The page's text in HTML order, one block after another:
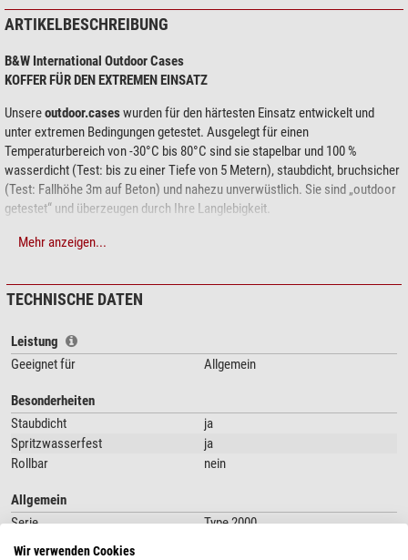
ARTIKELBESCHREIBUNG
B&W International Outdoor Cases
KOFFER FÜR DEN EXTREMEN EINSATZ
Unsereoutdoor.caseswurden für den härtesten Einsatz entwickelt und
unter extremen Bedingungen getestet. Ausgelegt für einen
Temperaturbereich von -30°C bis 80°C sind sie stapelbar und 100 %
wasserdicht (Test: bis zu einer Tiefe von 5 Metern), staubdicht, bruchsicher
(Test: Fallhöhe 3m auf Beton) und nahezu unverwüstlich. Sie sind „outdoor
getestet“ und überzeugen durch Ihre Langlebigkeit.
Merkmale:
superstabil und stapelbar
nach STANAG 4280, DEF STAN 81-41 und ATA 300 zertifiziert
automatisches Druckausgleichsventil
temperaturstabil von -30°C bis +80°C
Schultergurt, Rucksacksystem und weiteres Zubehör optional erhältlich
Individuelle Inneneinrichtung möglich.
AlleSI-Modelle mit Würfelschaum, die
flexible Fächereinteilung.
Mehr anzeigen...
TECHNISCHE DATEN
Leistung
Geeignet für
Allgemein
Besonderheiten
Staubdicht
ja
Spritzwasserfest
ja
Rollbar
nein
Allgemein
Serie
Type 2000
Außenmaße LxBxH (cm)
Wir verwenden Cookies